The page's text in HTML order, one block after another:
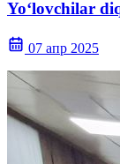
Yo‘lovchilar
07 апр 2025